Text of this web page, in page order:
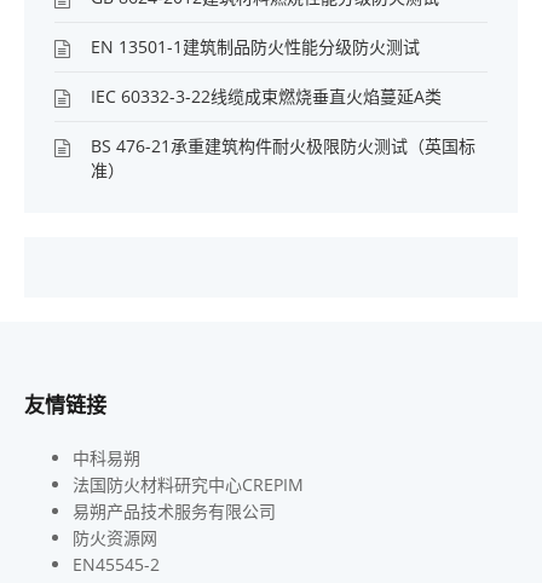
EN 13501-1建筑制品防火性能分级防火测试
IEC 60332-3-22线缆成束燃烧垂直火焰蔓延A类
BS 476-21承重建筑构件耐火极限防火测试（英国标
准）
友情链接
中科易朔
法国防火材料研究中心CREPIM
易朔产品技术服务有限公司
防火资源网
EN45545-2